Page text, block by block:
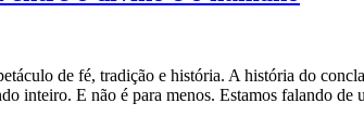
de fé, tradição e história. A história do
inteiro. E não é para menos. Estamos falando